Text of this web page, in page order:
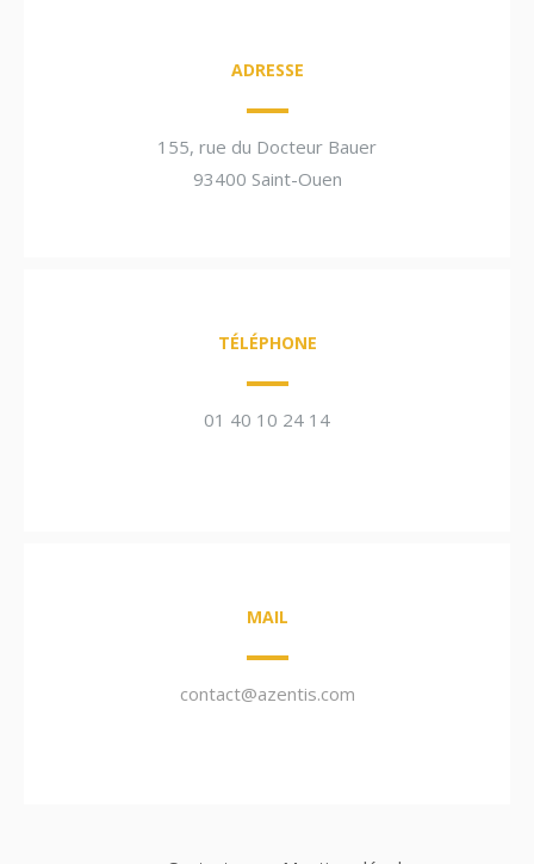
ADRESSE
155, rue du Docteur Bauer
93400 Saint-Ouen
TÉLÉPHONE
01 40 10 24 14
MAIL
contact@azentis.com